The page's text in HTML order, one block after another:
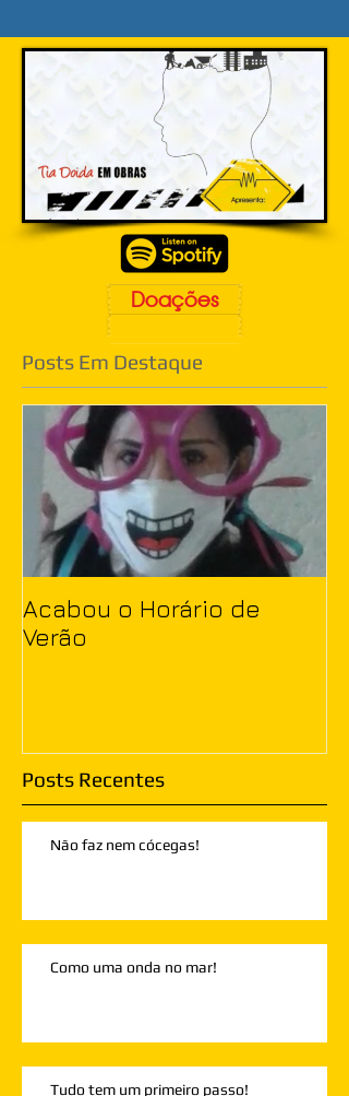
Doações
Posts Em Destaque
Acabou o Horário de
Verão
Posts Recentes
Não faz nem cócegas!
Como uma onda no mar!
Tudo tem um primeiro passo!